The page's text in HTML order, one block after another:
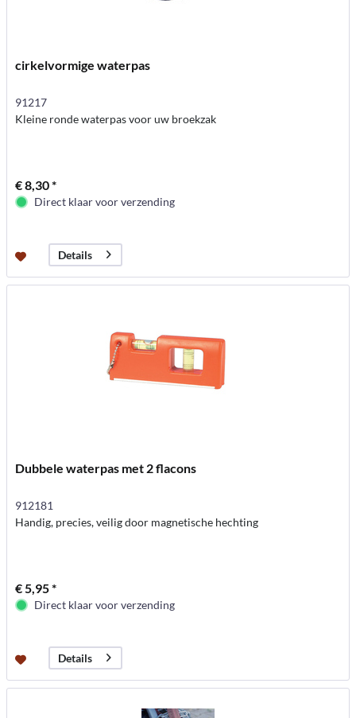
cirkelvormige waterpas
91217
Kleine ronde waterpas voor uw broekzak
€ 8,30 *
Direct klaar voor verzending
Details
Dubbele waterpas met 2 flacons
912181
Handig, precies, veilig door magnetische hechting
€ 5,95 *
Direct klaar voor verzending
Details